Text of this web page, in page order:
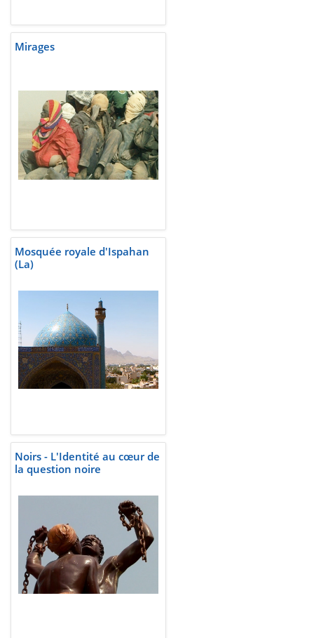
Mirages
Mosquée royale d'Ispahan
(La)
Noirs - L'Identité au cœur de
la question noire